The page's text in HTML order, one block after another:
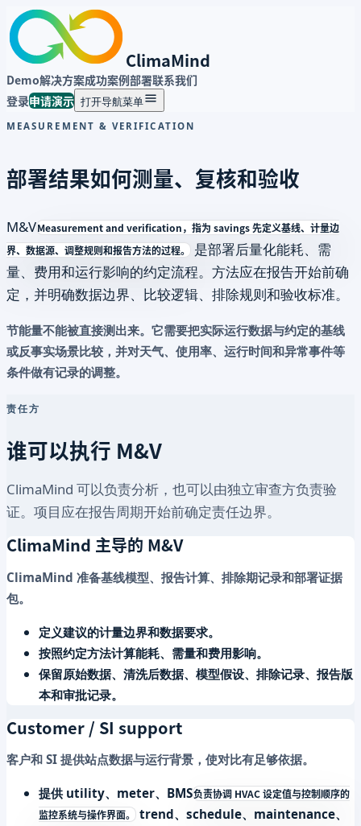
ClimaMind
Demo解决方案成功案例部署联系我们
登录申请演示 打开导航菜单
MEASUREMENT & VERIFICATION
部署结果如何测量、复核和验收
M&VMeasurement and verification，指为 savings 先定义基线、计量边
界、数据源、调整规则和报告方法的过程。 是部署后量化能耗、需
量、费用和运行影响的约定流程。方法应在报告开始前确
定，并明确数据边界、比较逻辑、排除规则和验收标准。
节能量不能被直接测出来。它需要把实际运行数据与约定的基线
或反事实场景比较，并对天气、使用率、运行时间和异常事件等
条件做有记录的调整。
责任方
谁可以执行 M&V
ClimaMind 可以负责分析，也可以由独立审查方负责验
证。项目应在报告周期开始前确定责任边界。
ClimaMind 主导的 M&V
ClimaMind 准备基线模型、报告计算、排除期记录和部署证据
包。
定义建议的计量边界和数据要求。
按照约定方法计算能耗、需量和费用影响。
保留原始数据、清洗后数据、模型假设、排除记录、报告版
本和审批记录。
Customer / SI support
客户和 SI 提供站点数据与运行背景，使对比有足够依据。
提供 utility、meter、 BMS负责协调 HVAC 设定值与控制顺序的
监控系统与操作界面。 trend、schedule、maintenance、